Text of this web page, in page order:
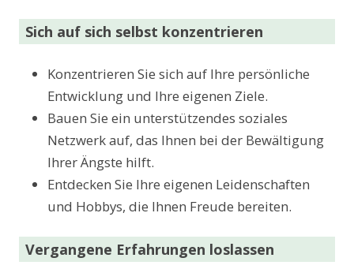
Sich auf sich selbst konzentrieren
Konzentrieren Sie sich auf Ihre persönliche
Entwicklung und Ihre eigenen Ziele.
Bauen Sie ein unterstützendes soziales
Netzwerk auf, das Ihnen bei der Bewältigung
Ihrer Ängste hilft.
Entdecken Sie Ihre eigenen Leidenschaften
und Hobbys, die Ihnen Freude bereiten.
Vergangene Erfahrungen loslassen